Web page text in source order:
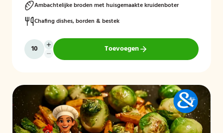
Ambachtelijke broden met huisgemaakte kruidenboter
Chafing dishes, borden & bestek
Toevoegen